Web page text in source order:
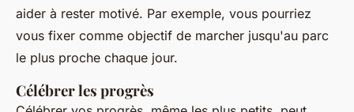
aider à rester motivé. Par exemple, vous pourriez
vous fixer comme objectif de marcher jusqu'au parc
le plus proche chaque jour.
Célébrer les progrès